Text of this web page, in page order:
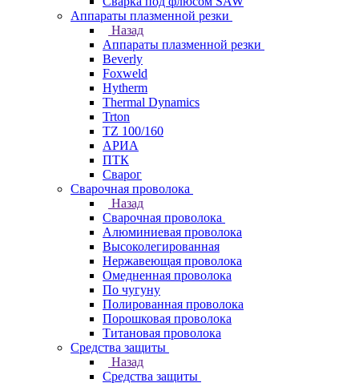
Аппараты плазменной резки
Назад
Аппараты плазменной резки
Beverly
Foxweld
Hytherm
Thermal Dynamics
Trton
TZ 100/160
АРИА
ПТК
Сварог
Сварочная проволока
Назад
Сварочная проволока
Алюминиевая проволока
Высоколегированная
Нержавеющая проволока
Омедненная проволока
По чугуну
Полированная проволока
Порошковая проволока
Титановая проволока
Средства защиты
Назад
Средства защиты